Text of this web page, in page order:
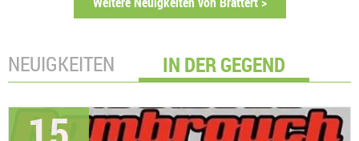
NEUIGKEITEN IN DER GEGEND